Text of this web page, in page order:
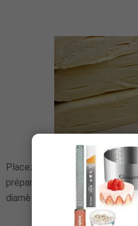
Placez vos disques de pâte
préparer la suite. Mes disques
diamètre.